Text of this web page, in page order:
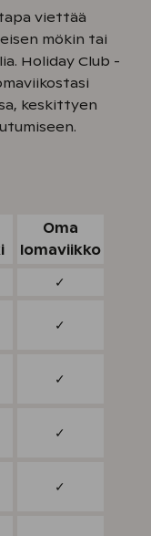
viettää
mökin tai
Holiday Club -
keskittyen
Oma
lomaviikko
✓
✓
✓
✓
✓